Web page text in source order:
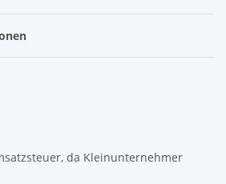
da Kleinunternehmer